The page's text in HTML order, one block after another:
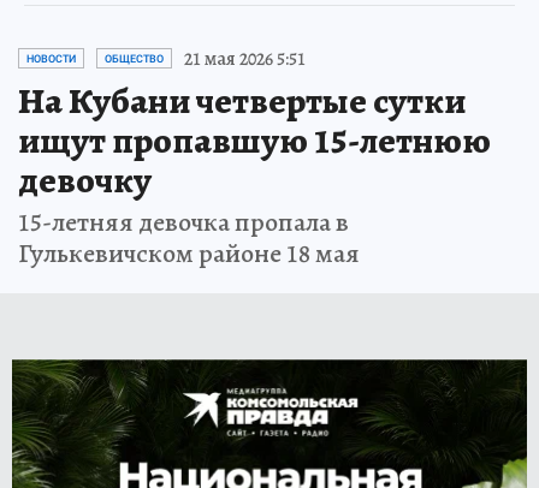
НОВОСТИ ОБЩЕСТВО 21 мая 2026 5:51
На Кубани четвертые сутки
ищут пропавшую 15-летнюю
девочку
15-летняя девочка пропала в
Гулькевичском районе 18 мая